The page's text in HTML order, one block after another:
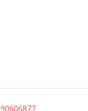
90606877